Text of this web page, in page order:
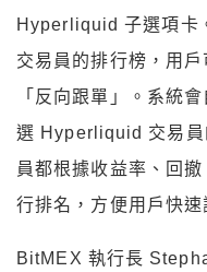
Hyperliquid 子選項卡
交易員的排行榜，用
「反向跟單」。系統
選 Hyperliquid 交易
員都根據收益率、回
行排名，方便用戶快速
BitMEX 執行長